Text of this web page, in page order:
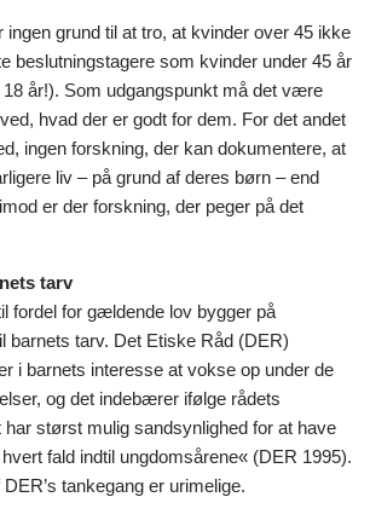
ingen grund til at tro, at kvinder over 45 ikke
beslutningstagere som kvinder under 45 år
år!). Som udgangspunkt må det være
hvad der er godt for dem. For det andet
ingen forskning, der kan dokumentere, at
liv – på grund af deres børn – end
er der forskning, der peger på det
tarv
fordel for gældende lov bygger på
barnets tarv. Det Etiske Råd (DER)
i barnets interesse at vokse op under de
og det indebærer ifølge rådets
har størst mulig sandsynlighed for at have
fald indtil ungdomsårene« (DER 1995).
tankegang er urimelige.